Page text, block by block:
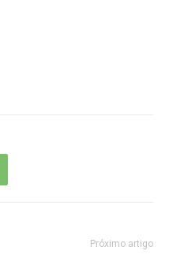
Próximo artigo